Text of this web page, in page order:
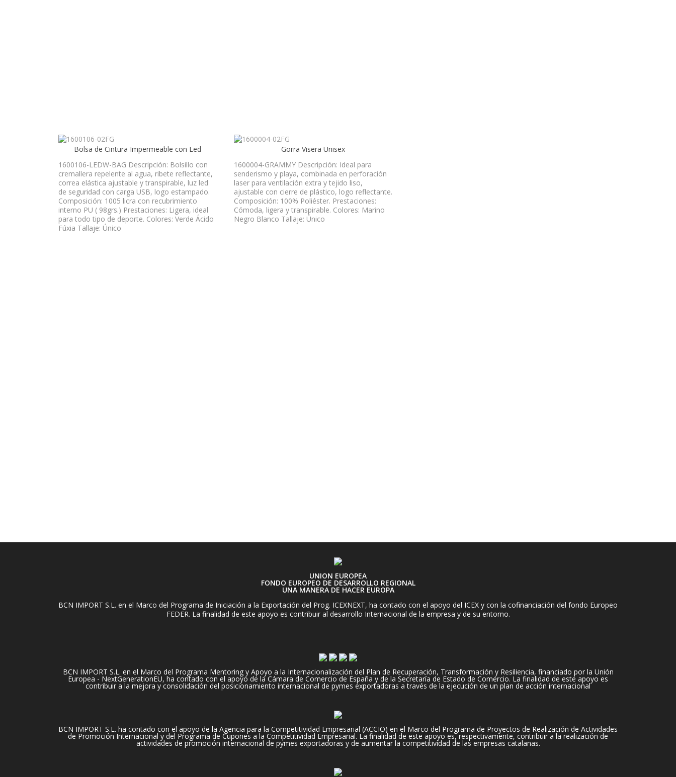
Bolsa de Cintura Impermeable con Led
1600106-LEDW-BAG Descripción: Bolsillo con
cremallera repelente al agua, ribete reflectante,
correa elástica ajustable y transpirable, luz led
de seguridad con carga USB, logo estampado.
Composición: 1005 licra con recubrimiento
interno PU ( 98grs.) Prestaciones: Ligera, ideal
para todo tipo de deporte. Colores: Verde Ácido
Fúxia Tallaje: Único
Gorra Visera Unisex
1600004-GRAMMY Descripción: Ideal para
senderismo y playa, combinada en perforación
laser para ventilación extra y tejido liso,
ajustable con cierre de plástico, logo reflectante.
Composición: 100% Poliéster. Prestaciones:
Cómoda, ligera y transpirable. Colores: Marino
Negro Blanco Tallaje: Único
UNION EUROPEA
FONDO EUROPEO DE DESARROLLO REGIONAL
UNA MANERA DE HACER EUROPA
BCN IMPORT S.L. en el Marco del Programa de Iniciación a la Exportación del Prog. ICEXNEXT, ha contado con el apoyo del ICEX y con la cofinanciación del fondo Europeo
FEDER. La finalidad de este apoyo es contribuir al desarrollo Internacional de la empresa y de su entorno.
BCN IMPORT S.L. en el Marco del Programa Mentoring y Apoyo a la Internacionalización del Plan de Recuperación, Transformación y Resiliencia, financiado por la Unión
Europea - NextGenerationEU, ha contado con el apoyo de la Cámara de Comercio de España y de la Secretaría de Estado de Comercio. La finalidad de este apoyo es
contribuir a la mejora y consolidación del posicionamiento internacional de pymes exportadoras a través de la ejecución de un plan de acción internacional
BCN IMPORT S.L. ha contado con el apoyo de la Agencia para la Competitividad Empresarial (ACCIO) en el Marco del Programa de Proyectos de Realización de Actividades
de Promoción Internacional y del Programa de Cupones a la Competitividad Empresarial. La finalidad de este apoyo es, respectivamente, contribuir a la realización de
actividades de promoción internacional de pymes exportadoras y de aumentar la competitividad de las empresas catalanas.